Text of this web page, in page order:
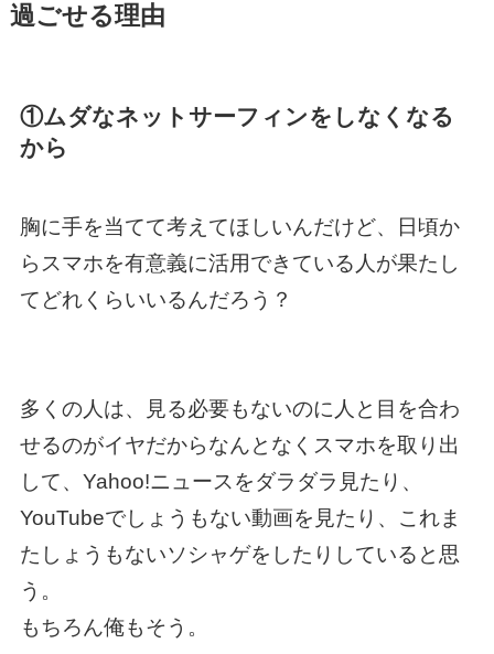
過ごせる理由
①ムダなネットサーフィンをしなくなる
から
胸に手を当てて考えてほしいんだけど、日頃か
らスマホを有意義に活用できている人が果たし
てどれくらいいるんだろう？
多くの人は、見る必要もないのに人と目を合わ
せるのがイヤだからなんとなくスマホを取り出
して、Yahoo!ニュースをダラダラ見たり、
YouTubeでしょうもない動画を見たり、これま
たしょうもないソシャゲをしたりしていると思
う。
もちろん俺もそう。